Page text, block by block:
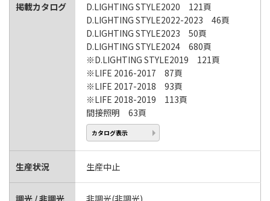
掲載カタログ
D.LIGHTING STYLE2020 121頁
D.LIGHTING STYLE2022-2023 46頁
D.LIGHTING STYLE2023 50頁
D.LIGHTING STYLE2024 680頁
※D.LIGHTING STYLE2019 121頁
※LIFE 2016-2017 87頁
※LIFE 2017-2018 93頁
※LIFE 2018-2019 113頁
間接照明 63頁
カタログ表示
生産状況 生産中止